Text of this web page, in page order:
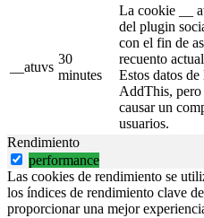
__atuvs
30
minutes
La cookie __
del plugin
con el fin de
recuento
Estos datos
AddThis, pero
causar un
usuarios.
Rendimiento
performance
Las cookies de rendimiento se
los índices de rendimiento clave
proporcionar una mejor